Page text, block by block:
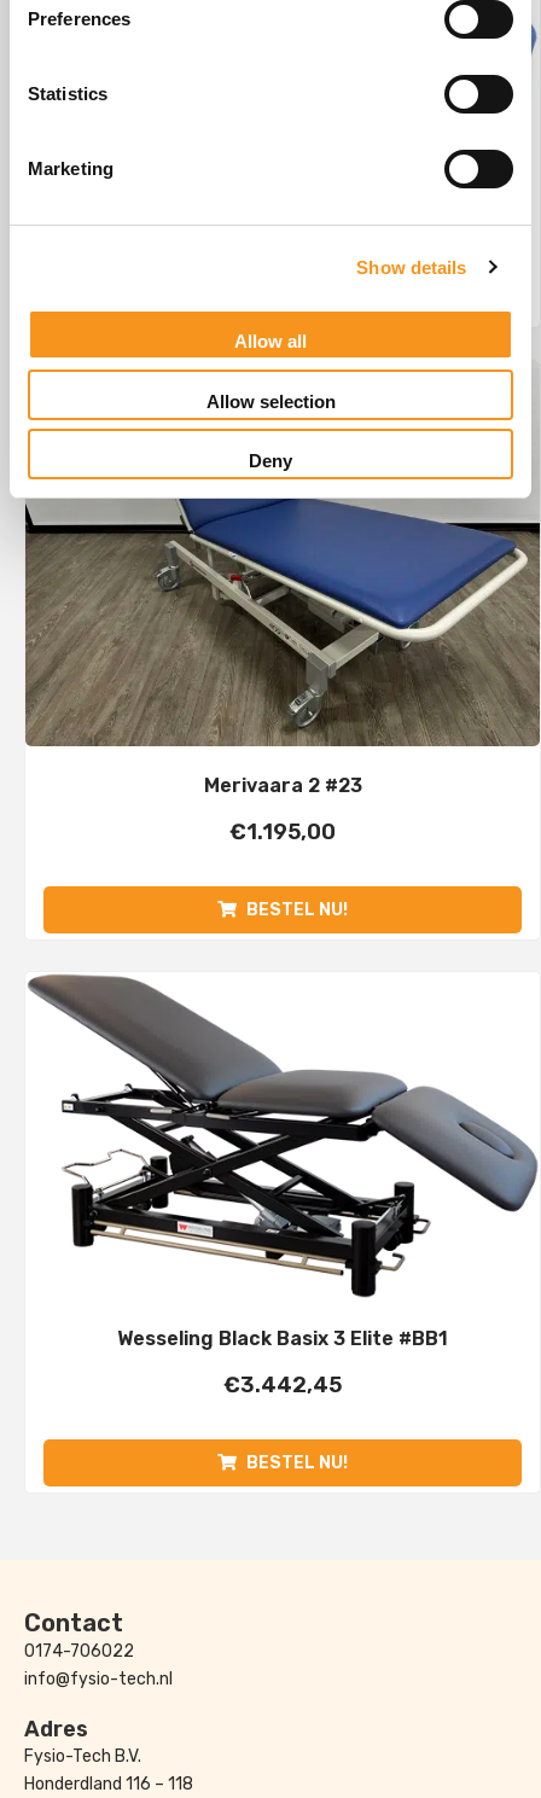
Preferences
Statistics
Marketing
Show details
Allow all
Allow selection
Deny
€3.442,45
Merivaara 2 #23
€1.195,00
BESTEL NU!
Wesseling Black Basix 3 Elite #BB1
€3.442,45
BESTEL NU!
Contact
0174-706022
info@fysio-tech.nl
Adres
Fysio-Tech B.V.
Honderdland 116 – 118